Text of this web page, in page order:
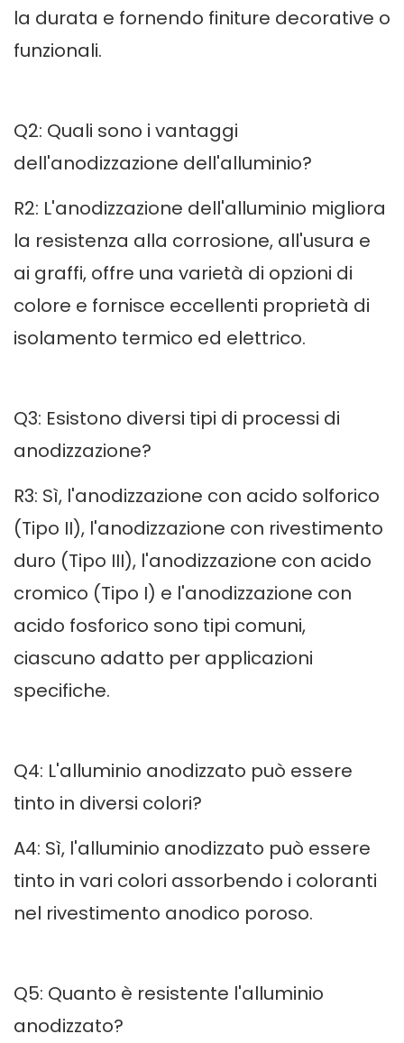
la durata e fornendo finiture decorative o
funzionali.
Q2: Quali sono i vantaggi
dell'anodizzazione dell'alluminio?
R2: L'anodizzazione dell'alluminio migliora
la resistenza alla corrosione, all'usura e
ai graffi, offre una varietà di opzioni di
colore e fornisce eccellenti proprietà di
isolamento termico ed elettrico.
Q3: Esistono diversi tipi di processi di
anodizzazione?
R3: Sì, l'anodizzazione con acido solforico
(Tipo II), l'anodizzazione con rivestimento
duro (Tipo III), l'anodizzazione con acido
cromico (Tipo I) e l'anodizzazione con
acido fosforico sono tipi comuni,
ciascuno adatto per applicazioni
specifiche.
Q4: L'alluminio anodizzato può essere
tinto in diversi colori?
A4: Sì, l'alluminio anodizzato può essere
tinto in vari colori assorbendo i coloranti
nel rivestimento anodico poroso.
Q5: Quanto è resistente l'alluminio
anodizzato?